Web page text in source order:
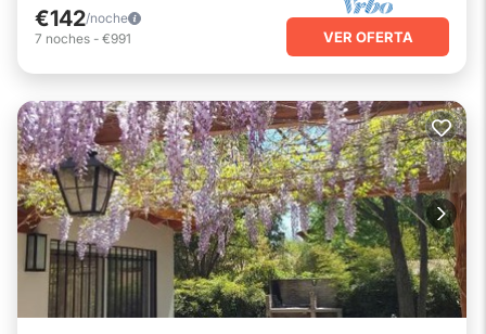
€142/noche
7 noches - €991 VER OFERTA